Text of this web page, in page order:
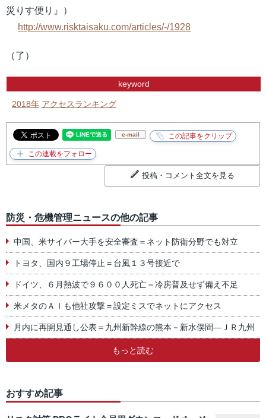
災りす便り』）
http://www.risktaisaku.com/articles/-/1928
（了）
keyword
2018年 アクセスランキング
e-mail
投稿・コメント全文を見る
防災・危機管理ニュースの他の記事
中国、米サイバー大手を安全審査＝ネット防衛分野でも対立
トヨタ、国内９工場停止＝台風１３号接近で
ドイツ、６月熱波で９６００人死亡＝冷房普及せず備え不足
米メタのＡＩも他社攻撃＝設定ミスでネットにアクセス
月内に再開見通し公表＝九州新幹線の熊本－新水俣間―ＪＲ九州
もっと読む
おすすめ記事